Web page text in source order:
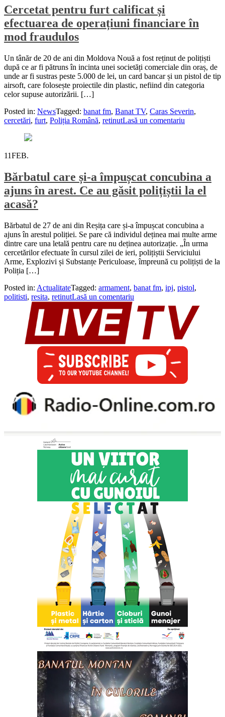
Cercetat pentru furt calificat și
efectuarea de operațiuni financiare în
mod fraudulos
Un tânăr de 20 de ani din Moldova Nouă a fost reținut de polițiști
după ce ar fi pătruns în incinta unei societăți comerciale din oraș, de
unde ar fi sustras peste 5.000 de lei, un card bancar și un pistol de tip
airsoft, care folosește proiectile din plastic, nefiind din categoria
celor supuse autorizării. […]
Posted in: NewsTagged: banat fm, Banat TV, Caras Severin,
cercetări, furt, Poliția Română, retinutLasă un comentariu
11FEB.
Bărbatul care și-a împușcat concubina a
ajuns în arest. Ce au găsit polițiștii la el
acasă?
Bărbatul de 27 de ani din Reșița care și-a împușcat concubina a
ajuns în arestul poliției. Se pare că individul deținea mai multe arme
dintre care una letală pentru care nu deținea autorizație. „În urma
cercetărilor efectuate în cursul zilei de ieri, polițiștii Serviciului
Arme, Explozivi și Substanțe Periculoase, împreună cu polițiști de la
Poliția […]
Posted in: ActualitateTagged: armament, banat fm, ipj, pistol,
politisti, resita, retinutLasă un comentariu